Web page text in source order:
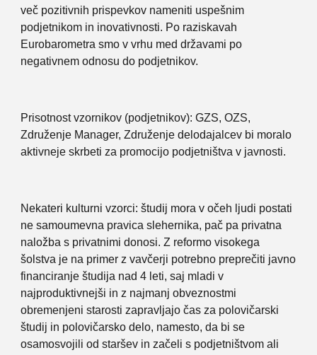
več pozitivnih prispevkov nameniti uspešnim
podjetnikom in inovativnosti. Po raziskavah
Eurobarometra smo v vrhu med državami po
negativnem odnosu do podjetnikov.
Prisotnost vzornikov (podjetnikov): GZS, OZS,
Združenje Manager, Združenje delodajalcev bi moralo
aktivneje skrbeti za promocijo podjetništva v javnosti.
Nekateri kulturni vzorci: študij mora v očeh ljudi postati
ne samoumevna pravica slehernika, pač pa privatna
naložba s privatnimi donosi. Z reformo visokega
šolstva je na primer z vavčerji potrebno preprečiti javno
financiranje študija nad 4 leti, saj mladi v
najproduktivnejši in z najmanj obveznostmi
obremenjeni starosti zapravljajo čas za polovičarski
študij in polovičarsko delo, namesto, da bi se
osamosvojili od staršev in začeli s podjetništvom ali